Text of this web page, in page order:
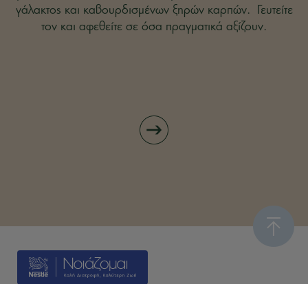
γάλακτος και καβουρδισμένων ξηρών καρπών.
Γευτείτε
τον και αφεθείτε σε όσα πραγματικά αξίζουν.